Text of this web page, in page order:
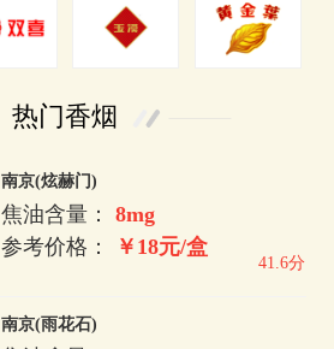
热门香烟
南京(炫赫门)
焦油含量：8mg
参考价格：
￥18元/盒
41.6分
南京(雨花石)